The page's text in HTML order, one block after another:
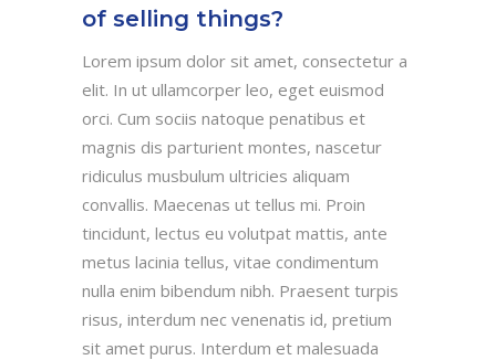
of selling things?
Lorem ipsum dolor sit amet, consectetur a
elit. In ut ullamcorper leo, eget euismod
orci. Cum sociis natoque penatibus et
magnis dis parturient montes, nascetur
ridiculus musbulum ultricies aliquam
convallis. Maecenas ut tellus mi. Proin
tincidunt, lectus eu volutpat mattis, ante
metus lacinia tellus, vitae condimentum
nulla enim bibendum nibh. Praesent turpis
risus, interdum nec venenatis id, pretium
sit amet purus. Interdum et malesuada